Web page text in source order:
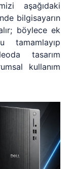
aşağıdaki
bilgisayarın
böylece ek
tamamlayıp
tasarım
kullanım